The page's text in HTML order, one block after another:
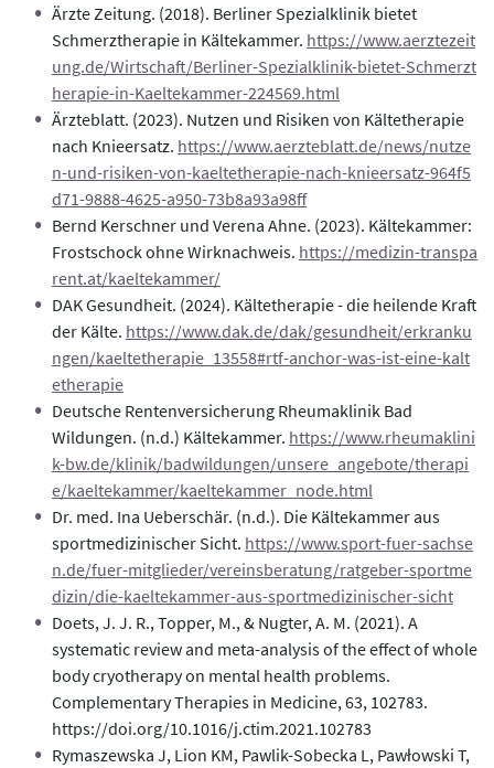
Ärzte Zeitung. (2018). Berliner Spezialklinik bietet
Schmerztherapie in Kältekammer. https://www.aerztezeit
ung.de/Wirtschaft/Berliner-Spezialklinik-bietet-Schmerzt
herapie-in-Kaeltekammer-224569.html
Ärzteblatt. (2023). Nutzen und Risiken von Kältetherapie
nach Knieersatz. https://www.aerzteblatt.de/news/nutze
n-und-risiken-von-kaeltetherapie-nach-knieersatz-964f5
d71-9888-4625-a950-73b8a93a98ff
Bernd Kerschner und Verena Ahne. (2023). Kältekammer:
Frostschock ohne Wirknachweis. https://medizin-transpa
rent.at/kaeltekammer/
DAK Gesundheit. (2024). Kältetherapie - die heilende Kraft
der Kälte. https://www.dak.de/dak/gesundheit/erkranku
ngen/kaeltetherapie_13558#rtf-anchor-was-ist-eine-kalt
etherapie
Deutsche Rentenversicherung Rheumaklinik Bad
Wildungen. (n.d.) Kältekammer. https://www.rheumaklini
k-bw.de/klinik/badwildungen/unsere_angebote/therapi
e/kaeltekammer/kaeltekammer_node.html
Dr. med. Ina Ueberschär. (n.d.). Die Kältekammer aus
sportmedizinischer Sicht. https://www.sport-fuer-sachse
n.de/fuer-mitglieder/vereinsberatung/ratgeber-sportme
dizin/die-kaeltekammer-aus-sportmedizinischer-sicht
Doets, J. J. R., Topper, M., & Nugter, A. M. (2021). A
systematic review and meta-analysis of the effect of whole
body cryotherapy on mental health problems.
Complementary Therapies in Medicine, 63, 102783.
https://doi.org/10.1016/j.ctim.2021.102783
Rymaszewska J, Lion KM, Pawlik-Sobecka L, Pawłowski T,